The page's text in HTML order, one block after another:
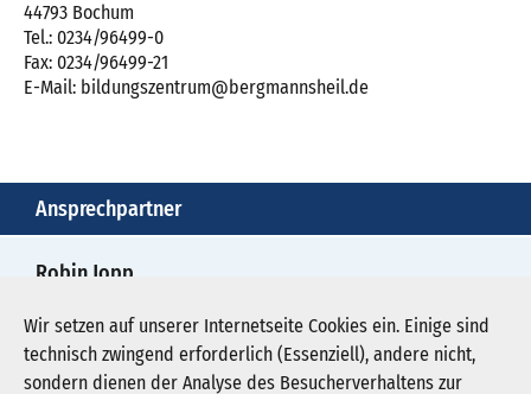
Wir setzen auf unserer Internetseite Cookies ein. Einige sind
technisch zwingend erforderlich (Essenziell), andere nicht,
sondern dienen der Analyse des Besucherverhaltens zur
44793 Bochum
Tel.: 0234/96499-0
Fax: 0234/96499-21
E-Mail: bildungszentrum@bergmannsheil.de
Ansprechpartner
Robin Jopp
+49.234.302 6125
robin.jopp@bergmannsheil.de